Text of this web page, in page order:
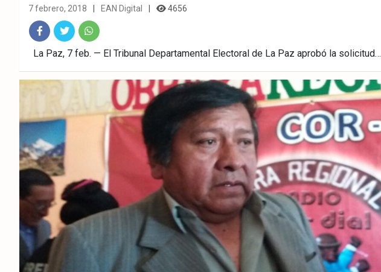
7 febrero, 2018 EAN Digital 4656
Fac
ebo
ok
Twitt
er
What
sAp
La Paz, 7 feb. — El Tribunal Departamental Electoral de La Paz aprobó la solicitud…